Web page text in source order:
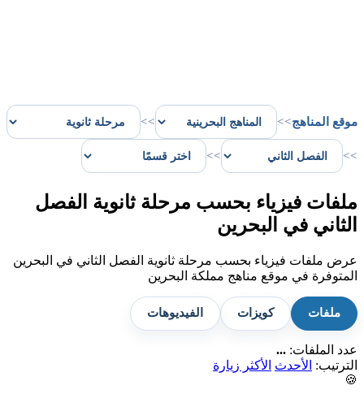
موقع المناهج>>
>>
>>
>>
ملفات فيزياء بحسب مرحلة ثانوية الفصل
الثاني في البحرين
عرض ملفات فيزياء بحسب مرحلة ثانوية الفصل الثاني في البحرين
المتوفرة في موقع مناهج مملكة البحرين
ملفات كويزات الفيديوهات
عدد الملفات: ...
الترتيب:
الأحدث
الأكثر زيارة
🍪